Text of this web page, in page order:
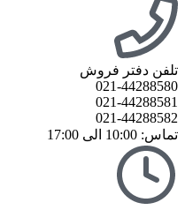
تلفن دفتر فروش
021-44288580
021-44288581
021-44288582
تماس: 10:00 الی 17:00